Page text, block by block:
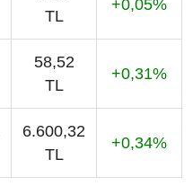
TL
+0,05%
58,52
TL
+0,31%
6.600,32
TL
+0,34%